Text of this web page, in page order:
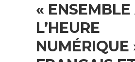
« ENSEMBLE
L’HEURE
NUMÉRIQUE